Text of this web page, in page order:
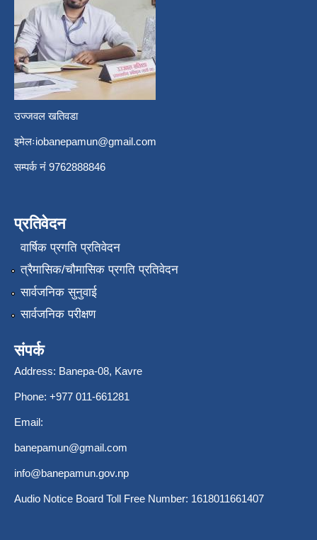
उज्जवल खतिवडा
इमेलःiobanepamun@gmail.com
सम्पर्क नंं 9762888846
प्रतिवेदन
वार्षिक प्रगति प्रतिवेदन
त्रैमासिक/चौमासिक प्रगति प्रतिवेदन
सार्वजनिक सुनुवाई
सार्वजनिक परीक्षण
संपर्क
Address: Banepa-08, Kavre
Phone: +977 011-661281
Email:
banepamun@gmail.com
info@banepamun.gov.np
Audio Notice Board Toll Free Number: 1618011661407